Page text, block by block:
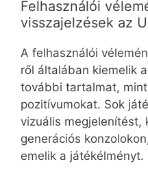
Felhasználói
visszajelzések az
A felhasználói
ről általában kiemelik
további tartalmat,
pozitívumokat. Sok
vizuális megjelenítést,
generációs
emelik a játékélményt.